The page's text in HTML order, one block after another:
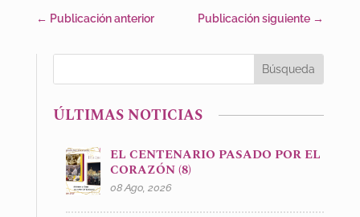
← Publicación anterior Publicación siguiente →
ÚLTIMAS NOTICIAS
EL CENTENARIO PASADO POR EL
CORAZÓN (8)
08 Ago, 2026